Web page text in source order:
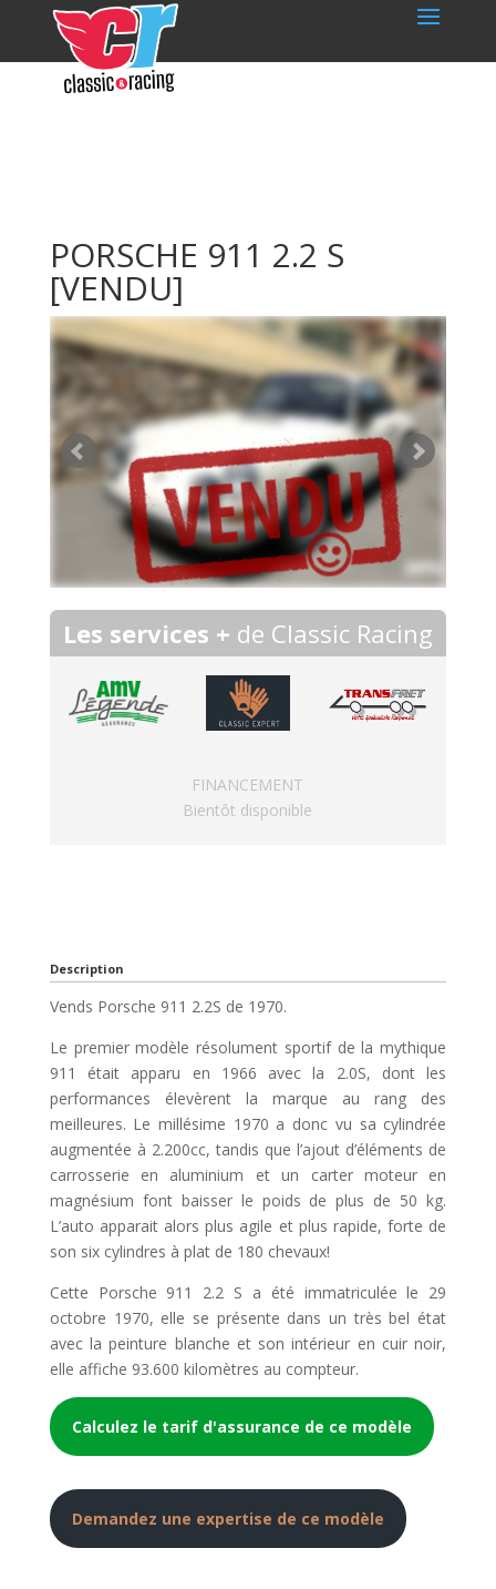
PORSCHE 911 2.2 S
[VENDU]
Les services + de Classic Racing
FINANCEMENT
Bientôt disponible
Description
Vends Porsche 911 2.2S de 1970.
Le premier modèle résolument sportif de la mythique
911 était apparu en 1966 avec la 2.0S, dont les
performances élevèrent la marque au rang des
meilleures. Le millésime 1970 a donc vu sa cylindrée
augmentée à 2.200cc, tandis que l’ajout d’éléments de
carrosserie en aluminium et un carter moteur en
magnésium font baisser le poids de plus de 50 kg.
L’auto apparait alors plus agile et plus rapide, forte de
son six cylindres à plat de 180 chevaux!
Cette Porsche 911 2.2 S a été immatriculée le 29
octobre 1970, elle se présente dans un très bel état
avec la peinture blanche et son intérieur en cuir noir,
elle affiche 93.600 kilomètres au compteur.
Calculez le tarif d'assurance de ce modèle
Demandez une expertise de ce modèle